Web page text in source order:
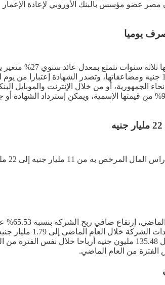
الشهادة للأفراد الطبيعيين من المصريين أو الأجانب، وتبدأ فئات الشهادة
صافي ربح بلغ 197.23 مليون جنيه منذ بداية يناير حتى نهاية سبتمبر